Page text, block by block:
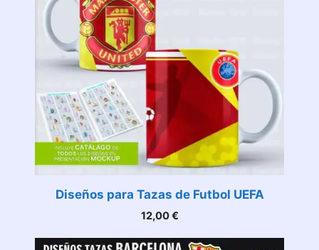
Diseños para Tazas de Futbol UEFA
12,00€